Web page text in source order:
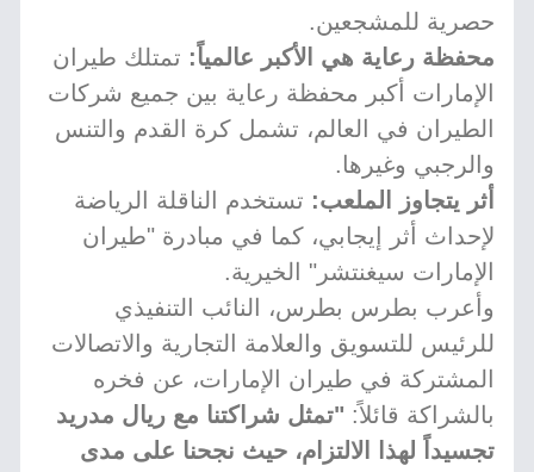
حصرية للمشجعين.
محفظة رعاية هي الأكبر عالمياً: تمتلك طيران
الإمارات أكبر محفظة رعاية بين جميع شركات
الطيران في العالم، تشمل كرة القدم والتنس
والرجبي وغيرها.
أثر يتجاوز الملعب: تستخدم الناقلة الرياضة
لإحداث أثر إيجابي، كما في مبادرة "طيران
الإمارات سيغنتشر" الخيرية.
وأعرب بطرس بطرس، النائب التنفيذي
للرئيس للتسويق والعلامة التجارية والاتصالات
المشتركة في طيران الإمارات، عن فخره
بالشراكة قائلاً: "تمثل شراكتنا مع ريال مدريد
تجسيداً لهذا الالتزام، حيث نجحنا على مدى